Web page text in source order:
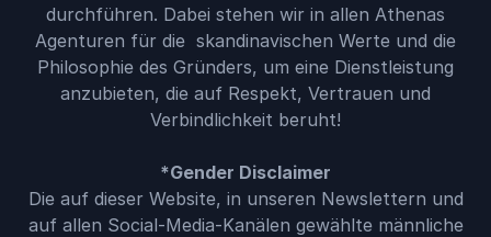
durchführen. Dabei stehen wir in allen Athenas
Agenturen für die skandinavischen Werte und die
Philosophie des Gründers, um eine Dienstleistung
anzubieten, die auf Respekt, Vertrauen und
Verbindlichkeit beruht!
*Gender Disclaimer
Die auf dieser Website, in unseren Newslettern und
auf allen Social-Media-Kanälen gewählte männliche